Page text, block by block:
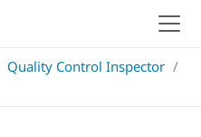
Quality Control Inspector /